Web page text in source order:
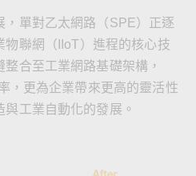
，單對乙太網路（SPE）正逐
聯網（IIoT）進程的核心技
合至工業網路基礎架構，
，更為企業帶來更高的靈活性
工業自動化的發展。